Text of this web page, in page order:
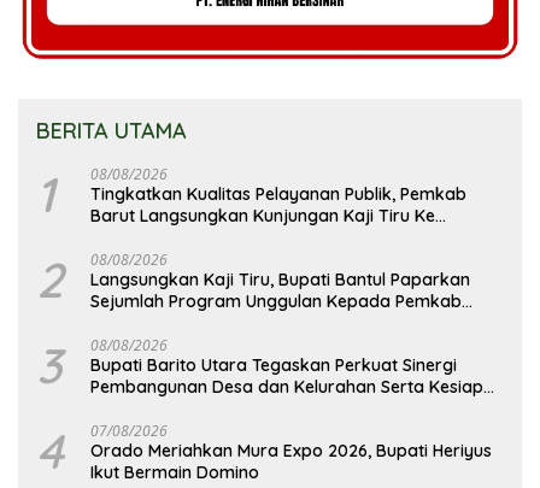
BERITA UTAMA
1 08/08/2026
Tingkatkan Kualitas Pelayanan Publik, Pemkab
Barut Langsungkan Kunjungan Kaji Tiru Ke
2 08/08/2026
Langsungkan Kaji Tiru, Bupati Bantul Paparkan
Sejumlah Program Unggulan Kepada Pemkab
3 08/08/2026
Bupati Barito Utara Tegaskan Perkuat Sinergi
Pembangunan Desa dan Kelurahan Serta Kesiapan
4 07/08/2026
Orado Meriahkan Mura Expo 2026, Bupati Heriyus
Ikut Bermain Domino